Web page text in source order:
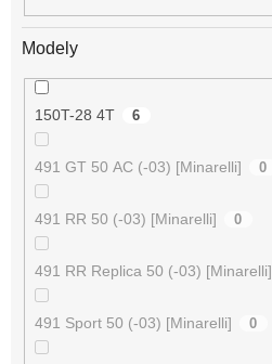
Modely
150T-28 4T 6
491 GT 50 AC (-03) [Minarelli] 0
491 RR 50 (-03) [Minarelli] 0
491 RR Replica 50 (-03) [Minarelli]
491 Sport 50 (-03) [Minarelli] 0